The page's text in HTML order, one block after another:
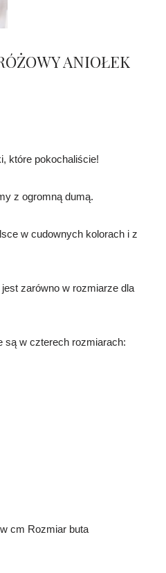
ANIOŁEK
które pokochaliście!
z ogromną dumą.
w cudownych kolorach i z
jest zarówno w rozmiarze dla
są w czterech rozmiarach:
cm Rozmiar buta